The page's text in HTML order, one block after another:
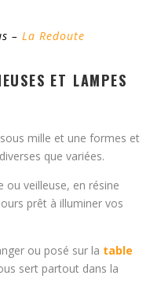
– La Redoute
ET LAMPES
mille et une formes et
que variées.
ou veilleuse, en résine
prêt à illuminer vos
ou posé sur la table
sert partout dans la